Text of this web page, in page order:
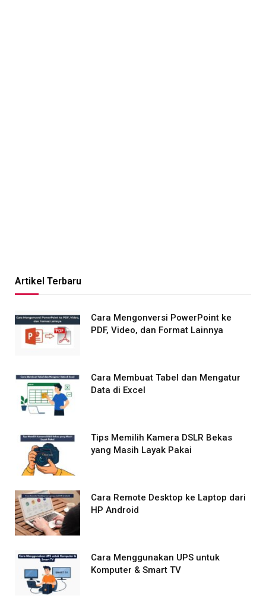
Artikel Terbaru
Cara Mengonversi PowerPoint ke
PDF, Video, dan Format Lainnya
Cara Membuat Tabel dan Mengatur
Data di Excel
Tips Memilih Kamera DSLR Bekas
yang Masih Layak Pakai
Cara Remote Desktop ke Laptop dari
HP Android
Cara Menggunakan UPS untuk
Komputer & Smart TV